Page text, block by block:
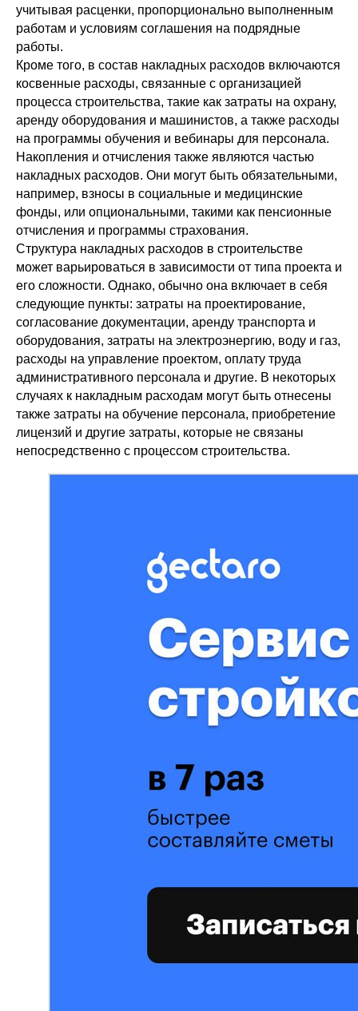
учитывая расценки, пропорционально выполненным
работам и условиям соглашения на подрядные
работы.
Кроме того, в состав накладных расходов включаются
косвенные расходы, связанные с организацией
процесса строительства, такие как затраты на охрану,
аренду оборудования и машинистов, а также расходы
на программы обучения и вебинары для персонала.
Накопления и отчисления также являются частью
накладных расходов. Они могут быть обязательными,
например, взносы в социальные и медицинские
фонды, или опциональными, такими как пенсионные
отчисления и программы страхования.
Структура накладных расходов в строительстве
может варьироваться в зависимости от типа проекта и
его сложности. Однако, обычно она включает в себя
следующие пункты: затраты на проектирование,
согласование документации, аренду транспорта и
оборудования, затраты на электроэнергию, воду и газ,
расходы на управление проектом, оплату труда
административного персонала и другие. В некоторых
случаях к накладным расходам могут быть отнесены
также затраты на обучение персонала, приобретение
лицензий и другие затраты, которые не связаны
непосредственно с процессом строительства.